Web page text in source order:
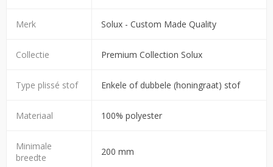
Merk Solux - Custom Made Quality
Collectie Premium Collection Solux
Type plissé stof Enkele of dubbele (honingraat) stof
Materiaal 100% polyester
Minimale
breedte
200 mm